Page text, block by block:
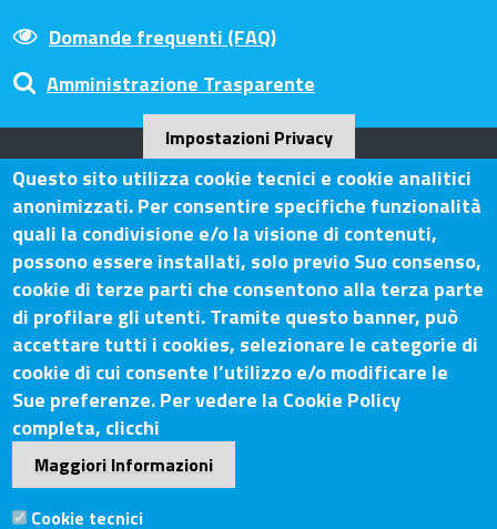
Domande frequenti (FAQ)
Amministrazione Trasparente
Camera di Commercio Arezzo-
Siena
Contatti
Sede Legale: Via Lazzaro Spallanzani, 25 – 52100 Arezzo
Sede Secondaria: Piazza Giacomo Matteotti, 30 - 53100
Siena
Tel. Sede Legale: 0575/3030
Tel. Sede Secondaria: 0577/202511
Impostazioni Privacy
Questo sito utilizza cookie tecnici e cookie analitici
anonimizzati. Per consentire specifiche funzionalità
quali la condivisione e/o la visione di contenuti,
possono essere installati, solo previo Suo consenso,
cookie di terze parti che consentono alla terza parte
di profilare gli utenti. Tramite questo banner, può
accettare tutti i cookies, selezionare le categorie di
cookie di cui consente l’utilizzo e/o modificare le
Sue preferenze. Per vedere la Cookie Policy
completa, clicchi
Maggiori Informazioni
Cookie tecnici